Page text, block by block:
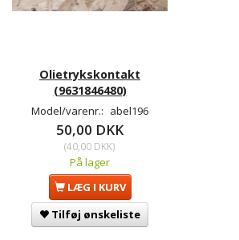
Olietrykskontakt
(9631846480)
Model/varenr.: abel196
50,00 DKK
(40,00 DKK)
På lager
LÆG I KURV
Tilføj ønskeliste